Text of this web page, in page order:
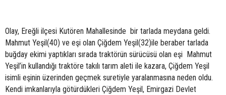
Olay, Ereğli ilçesi Kutören Mahallesinde bir tarlada meydana geldi.
Mahmut Yeşil(40) ve eşi olan Çiğdem Yeşil(32)ile beraber tarlada
buğday ekimi yaptıkları sırada traktörün sürücüsü olan eşi Mahmut
Yeşil’in kullandığı traktöre takılı tarım aleti ile kazara, Çiğdem Yeşil
isimli eşinin üzerinden geçmek suretiyle yaralanmasına neden oldu.
Kendi imkanlarıyla götürdükleri Çiğdem Yeşil, Emirgazi Devlet